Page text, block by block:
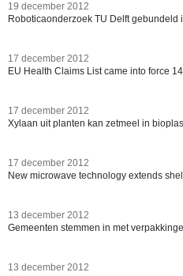
19 december 2012
Roboticaonderzoek TU Delft gebundeld
17 december 2012
EU Health Claims List came into force
17 december 2012
Xylaan uit planten kan zetmeel in
17 december 2012
New microwave technology extends
13 december 2012
Gemeenten stemmen in met
13 december 2012